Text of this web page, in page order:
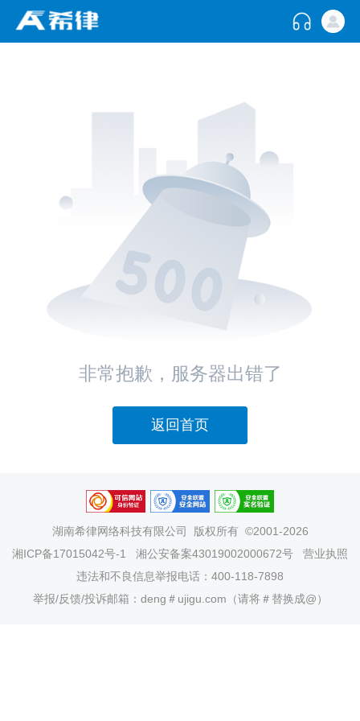
非常抱歉，服务器出错了
返回首页
湖南希律网络科技有限公司
版权所有 ©2001-2026
湘ICP备17015042号-1
湘公安备案43019002000672号
营业执照
违法和不良信息举报电话：400-118-7898
举报/反馈/投诉邮箱：deng＃ujigu.com（请将＃替换成@）